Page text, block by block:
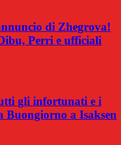
di Zhegrova!
Perri e ufficiali
gli infortunati e i
Buongiorno a Isaksen